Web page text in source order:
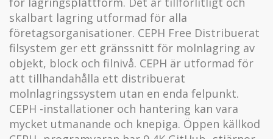
skalbart lagring utformad för alla
företagsorganisationer. CEPH Free Distribuerat
filsystem ger ett gränssnitt för molnlagring av
objekt, block och filnivå. CEPH är utformad för
att tillhandahålla ett distribuerat
molnlagringssystem utan en enda felpunkt.
CEPH -installationer och hantering kan vara
mycket utmanande och knepiga. Öppen källkod